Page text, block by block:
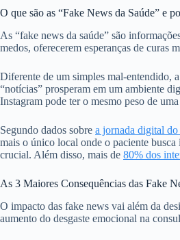
O que são as “Fake News da Saúde” e
As “fake news da saúde” são
medos, oferecerem esperanças de curas
Diferente de um simples mal-entendido,
“notícias” prosperam em um ambiente
Instagram pode ter o mesmo peso de
Segundo dados sobre a jornada digital do
mais o único local onde o paciente
crucial. Além disso, mais de 80% dos
As 3 Maiores Consequências das Fake
O impacto das fake news vai além da
aumento do desgaste emocional na